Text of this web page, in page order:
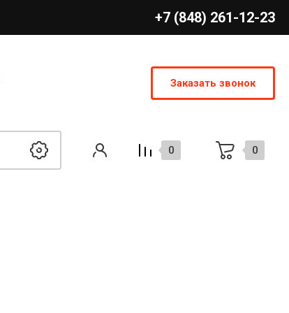
+7 (848) 261-12-23
Заказать звонок
0 0